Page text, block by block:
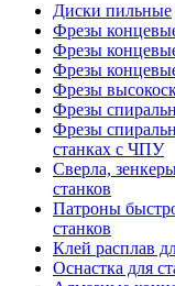
Диски пильные
Фрезы
Фрезы
Фрезы
Фрезы
Фрезы
Фрезы
станках с ЧПУ
Сверла,
станков
Патроны
станков
Клей расплав
Оснастка для